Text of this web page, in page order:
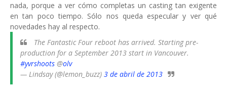
nada, porque a ver cómo completas un casting tan exigente
en tan poco tiempo. Sólo nos queda especular y ver qué
novedades hay al respecto.
The Fantastic Four reboot has arrived. Starting pre-
production for a September 2013 start in Vancouver.
#yvrshoots @olv
— Lindsay (@lemon_buzz) 3 de abril de 2013